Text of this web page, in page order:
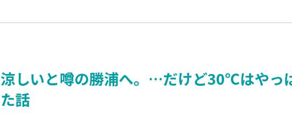
涼しいと噂の勝浦へ。…だけど30℃はやっ
た話